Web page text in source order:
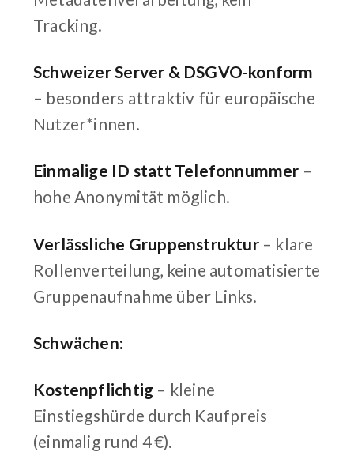
Tracking.
Schweizer Server & DSGVO-konform
– besonders attraktiv für europäische
Nutzer*innen.
Einmalige ID statt Telefonnummer –
hohe Anonymität möglich.
Verlässliche Gruppenstruktur– klare
Rollenverteilung, keine automatisierte
Gruppenaufnahme über Links.
Schwächen:
Kostenpflichtig – kleine
Einstiegshürde durch Kaufpreis
(einmalig rund 4 €).